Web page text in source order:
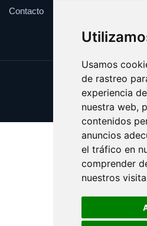
Usamos
de rastreo
experiencia
nuestra web,
contenidos
anuncios
el tráfico en
comprender
nuestros
Contacto
Update cookies
Copyright ©